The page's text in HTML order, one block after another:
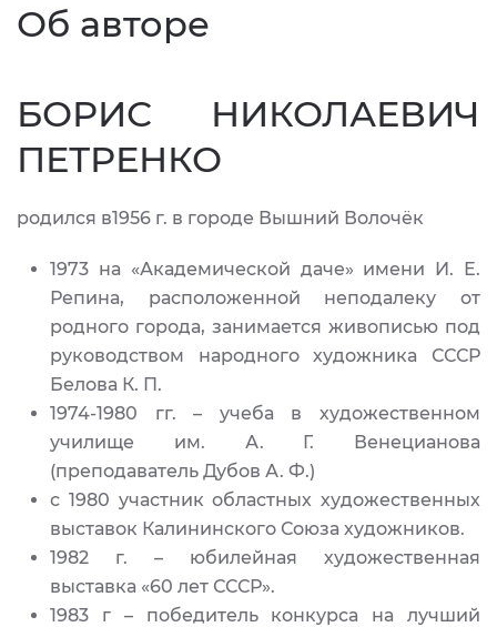
Об авторе
БОРИС НИКОЛАЕВИЧ
ПЕТРЕНКО
родился в1956 г. в городе Вышний Волочёк
1973 на «Академической даче» имени И. Е.
Репина, расположенной неподалеку от
родного города, занимается живописью под
руководством народного художника СССР
Белова К. П.
1974-1980 гг. – учеба в художественном
училище им. А. Г. Венецианова
(преподаватель Дубов А. Ф.)
с 1980 участник областных художественных
выставок Калининского Союза художников.
1982 г. – юбилейная художественная
выставка «60 лет СССР».
1983 г – победитель конкурса на лучший